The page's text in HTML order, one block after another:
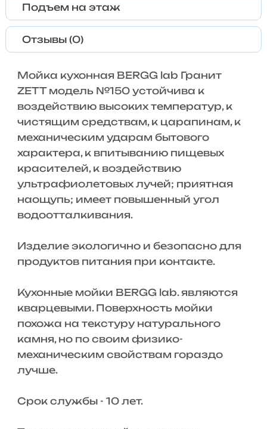
Подъем на этаж
Отзывы (0)
Мойка кухонная BERGG lab Гранит
ZETT модель №150 устойчива к
воздействию высоких температур, к
чистящим средствам, к царапинам, к
механическим ударам бытового
характера, к впитыванию пищевых
красителей, к воздействию
ультрафиолетовых лучей; приятная
наощупь; имеет повышенный угол
водоотталкивания.
Изделие экологично и безопасно для
продуктов питания при контакте.
Кухонные мойки BERGG lab. являются
кварцевыми. Поверхность мойки
похожа на текстуру натурального
камня, но по своим физико-
механическим свойствам гораздо
лучше.
Срок службы - 10 лет.